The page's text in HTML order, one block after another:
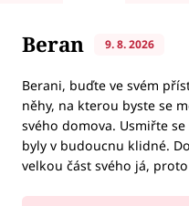
Beran 9. 8. 2026
Berani, buďte ve svém
něhy, na kterou byste se
svého domova. Usmiřte
byly v budoucnu klidné.
velkou část svého já,